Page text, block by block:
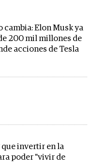
cambia: Elon Musk ya
200 mil millones de
acciones de Tesla
que invertir en la
poder "vivir de